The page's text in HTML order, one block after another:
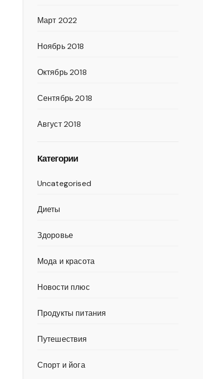
Март 2022
Ноябрь 2018
Октябрь 2018
Сентябрь 2018
Август 2018
Категории
Uncategorised
Диеты
Здоровье
Мода и красота
Новости плюс
Продукты питания
Путешествия
Спорт и йога